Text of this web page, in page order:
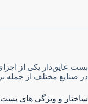
بست عایق‌دار یکی از
در صنایع مختلف از جمله
ساختار و ویژگی های بست